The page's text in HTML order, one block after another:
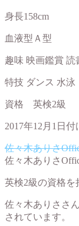
身長158cm
血液型Ａ型
趣味 映画鑑賞 読
特技 ダンス 水泳
資格 英検2級
2017年12月1日
佐々木ありさ
佐々木ありさ
英検2級の資格を
佐々木ありささ
されています。